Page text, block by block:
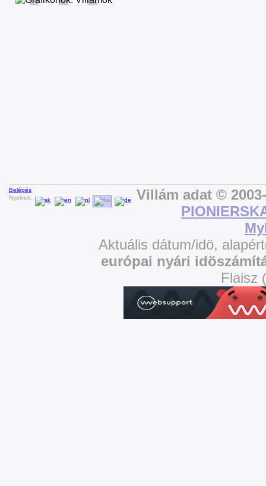
Belépés
Nyelvek:
Villám adat ©
Aktuális dátum/idö,
európai nyári
Flaisz